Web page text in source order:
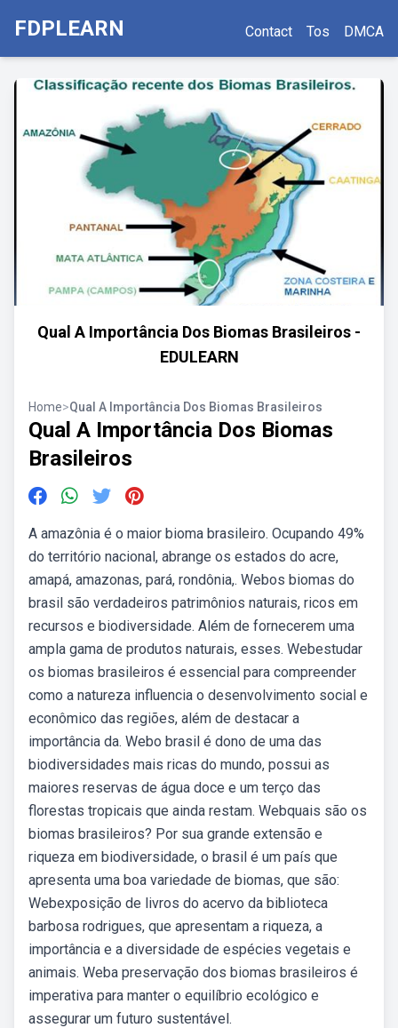
FDPLEARN Contact Tos DMCA
Qual A Importância Dos Biomas Brasileiros -
EDULEARN
Home>Qual A Importância Dos Biomas Brasileiros
Qual A Importância Dos Biomas
Brasileiros
A amazônia é o maior bioma brasileiro. Ocupando 49%
do território nacional, abrange os estados do acre,
amapá, amazonas, pará, rondônia,. Webos biomas do
brasil são verdadeiros patrimônios naturais, ricos em
recursos e biodiversidade. Além de fornecerem uma
ampla gama de produtos naturais, esses. Webestudar
os biomas brasileiros é essencial para compreender
como a natureza influencia o desenvolvimento social e
econômico das regiões, além de destacar a
importância da. Webo brasil é dono de uma das
biodiversidades mais ricas do mundo, possui as
maiores reservas de água doce e um terço das
florestas tropicais que ainda restam. Webquais são os
biomas brasileiros? Por sua grande extensão e
riqueza em biodiversidade, o brasil é um país que
apresenta uma boa variedade de biomas, que são:
Webexposição de livros do acervo da biblioteca
barbosa rodrigues, que apresentam a riqueza, a
importância e a diversidade de espécies vegetais e
animais. Weba preservação dos biomas brasileiros é
imperativa para manter o equilíbrio ecológico e
assegurar um futuro sustentável.